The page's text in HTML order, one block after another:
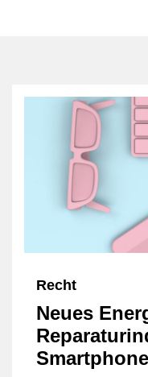
Recht
Neues